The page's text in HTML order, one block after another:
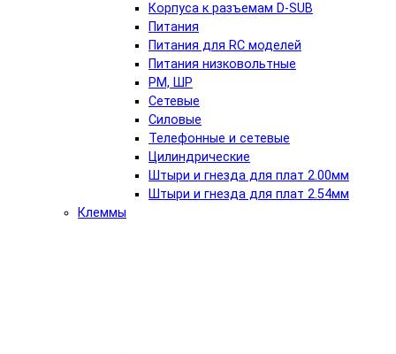
Корпуса к разъемам D-SUB
Питания
Питания для RC моделей
Питания низковольтные
РМ, ШР
Сетевые
Силовые
Телефонные и сетевые
Цилиндрические
Штыри и гнезда для плат 2.00мм
Штыри и гнезда для плат 2.54мм
Клеммы